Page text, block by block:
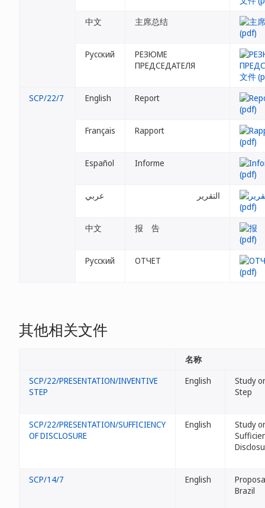
中文 主席总结
Русский
РЕЗЮМЕ
ПРЕДСЕДАТЕЛЯ
SCP/22/7 English Report
Français Rapport
Español Informe
عربي التقرير
中文 报 告
Русский ОТЧЕТ
其他相关文件
名称
SCP/22/PRESENTATION/INVENTIVE
STEP
English
Study
Step
SCP/22/PRESENTATION/SUFFICIENCY
OF DISCLOSURE
English
Study
SCP/14/7 English
Brazil